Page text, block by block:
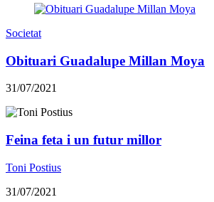
Societat
Obituari Guadalupe Millan Moya
31/07/2021
Feina feta i un futur millor
Toni Postius
31/07/2021